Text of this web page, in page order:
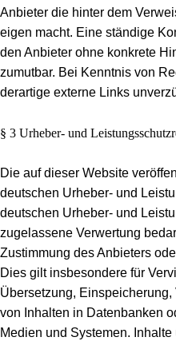
Anbieter die hinter dem
eigen macht. Eine ständige
den Anbieter ohne konkrete
zumutbar. Bei Kenntnis von
derartige externe Links
§ 3 Urheber- und
Die auf dieser Website
deutschen Urheber- und
deutschen Urheber- und
zugelassene Verwertung
Zustimmung des Anbieters
Dies gilt insbesondere für
Übersetzung,
von Inhalten in Datenbanken
Medien und Systemen.